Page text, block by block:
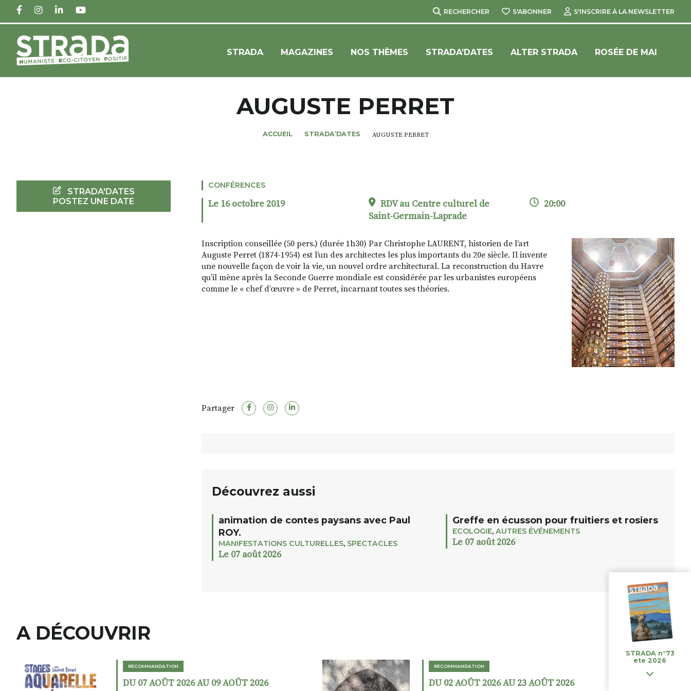
FACEBOOKINSTAGRAM
LINKEDINYOUTUBE RECHERCHER S'ABONNER S'INSCRIRE À LA NEWSLETTER
STRADA MAGAZINES NOS THÈMES STRADA’DATES ALTER STRADA ROSÉE DE MAI
AUGUSTE PERRET
ACCUEIL STRADA’DATES AUGUSTE PERRET
CONFÉRENCES
Le 16 octobre 2019
RDV au Centre culturel de
Saint-Germain-Laprade
20:00
Inscription conseillée (50 pers.) (durée 1h30) Par Christophe LAURENT, historien de l’art
Auguste Perret (1874-1954) est l’un des architectes les plus importants du 20e siècle. Il invente
une nouvelle façon de voir la vie, un nouvel ordre architectural. La reconstruction du Havre
qu’il mène après la Seconde Guerre mondiale est considérée par les urbanistes européens
comme le « chef d’œuvre » de Perret, incarnant toutes ses théories.
Partager
Découvrez aussi
animation de contes paysans avec Paul
ROY.
MANIFESTATIONS CULTURELLES, SPECTACLES
Le 07 août 2026
Greffe en écusson pour fruitiers et rosiers
ECOLOGIE, AUTRES ÉVÉNEMENTS
Le 07 août 2026
STRADA'DATES
POSTEZ UNE DATE
A DÉCOUVRIR
RECOMMANDATION
DU 07 AOÛT 2026 AU 09 AOÛT 2026
RECOMMANDATION
DU 02 AOÛT 2026 AU 23 AOÛT 2026
STRADA n°73
ete 2026